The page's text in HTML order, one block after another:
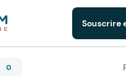
Souscrire
0